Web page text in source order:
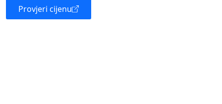
Provjeri cijenu